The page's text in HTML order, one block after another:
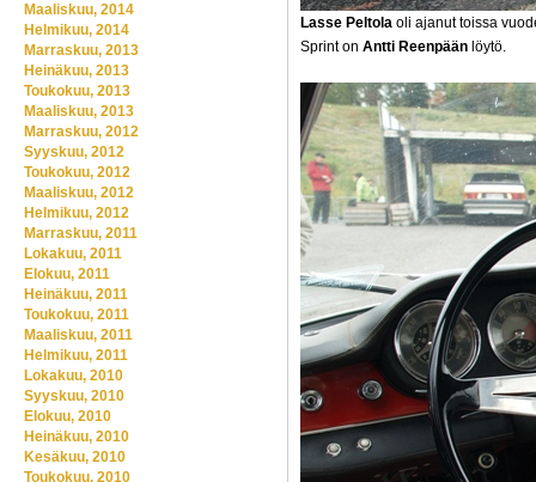
Lasse Peltola oli ajanut toissa
Sprint on Antti Reenpään löytö.
Maaliskuu, 2014
Helmikuu, 2014
Marraskuu, 2013
Heinäkuu, 2013
Toukokuu, 2013
Maaliskuu, 2013
Marraskuu, 2012
Syyskuu, 2012
Toukokuu, 2012
Maaliskuu, 2012
Helmikuu, 2012
Marraskuu, 2011
Lokakuu, 2011
Elokuu, 2011
Heinäkuu, 2011
Toukokuu, 2011
Maaliskuu, 2011
Helmikuu, 2011
Lokakuu, 2010
Syyskuu, 2010
Elokuu, 2010
Heinäkuu, 2010
Kesäkuu, 2010
Toukokuu, 2010